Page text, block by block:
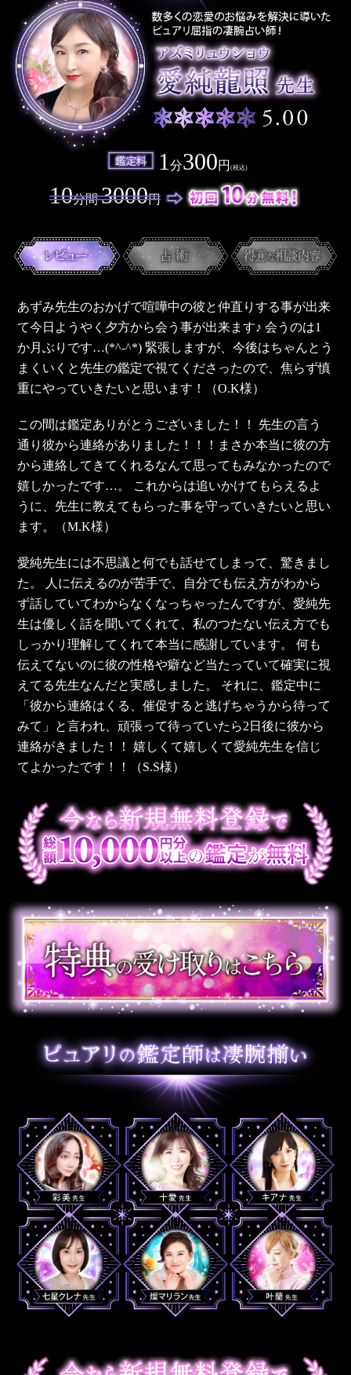
1 分300円 (税込)
10分間3000円
あずみ先生のおかげで喧嘩中の彼と仲直りする事が出来
て今日ようやく夕方から会う事が出来ます♪ 会うのは1
か月ぶりです…(*^-^*) 緊張しますが、今後はちゃんとう
まくいくと先生の鑑定で視てくださったので、焦らず慎
重にやっていきたいと思います！（O.K様）
この間は鑑定ありがとうございました！！ 先生の言う
通り彼から連絡がありました！！！まさか本当に彼の方
から連絡してきてくれるなんて思ってもみなかったので
嬉しかったです…。 これからは追いかけてもらえるよ
うに、先生に教えてもらった事を守っていきたいと思い
ます。（M.K様）
愛純先生には不思議と何でも話せてしまって、驚きまし
た。 人に伝えるのが苦手で、自分でも伝え方がわから
ず話していてわからなくなっちゃったんですが、愛純先
生は優しく話を聞いてくれて、私のつたない伝え方でも
しっかり理解してくれて本当に感謝しています。 何も
伝えてないのに彼の性格や癖など当たっていて確実に視
えてる先生なんだと実感しました。 それに、鑑定中に
「彼から連絡はくる、催促すると逃げちゃうから待って
みて」と言われ、頑張って待っていたら2日後に彼から
連絡がきました！！ 嬉しくて嬉しくて愛純先生を信じ
てよかったです！！（S.S様）